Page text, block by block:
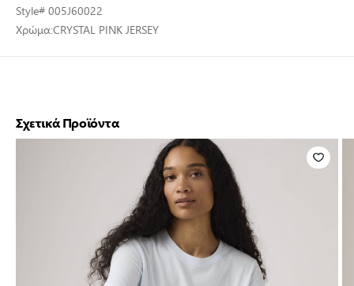
Style# 005J60022
Χρώμα:CRYSTAL PINK JERSEY
Σχετικά Προϊόντα